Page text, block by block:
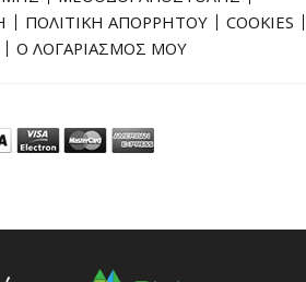
ΠΟΛΙΤΙΚΗ ΑΠΟΡΡΗΤΟΥ
COOKIES
Ο ΛΟΓΑΡΙΑΣΜΟΣ ΜΟΥ